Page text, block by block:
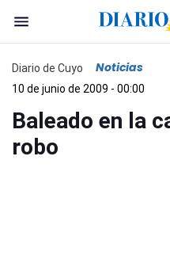
Diario de Cuyo Noticias
10 de junio de 2009 - 00:00
Baleado en la
robo